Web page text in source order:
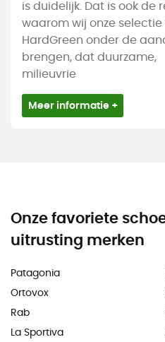
is duidelijk. Dat is ook de
waarom wij onze selectie
HardGreen onder de
brengen, dat duurzame,
milieuvrie
Meer informatie +
Onze favoriete
uitrusting merken
Patagonia
Ortovox
Rab
La Sportiva